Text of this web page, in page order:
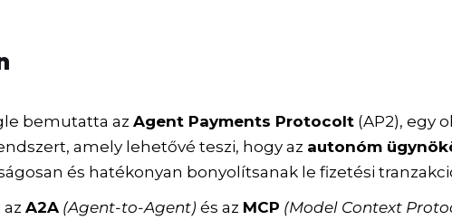
bemutatta azAgent Payments Protocolt (AP2), egy
amely lehetővé teszi, hogy az autonóm
és hatékonyan bonyolítsanak le fizetési
azA2A (Agent-to-Agent) és az MCP (Model Context